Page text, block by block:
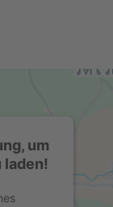
um
laden!